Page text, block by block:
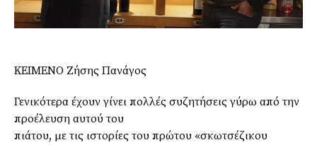
ΚΕΙΜΕΝΟ Ζήσης Πανάγος
Γενικότερα έχουν γίνει πολλές συζητήσεις γύρω από την
προέλευση αυτού του
πιάτου, με τις ιστορίες του πρώτου «σκωτσέζικου